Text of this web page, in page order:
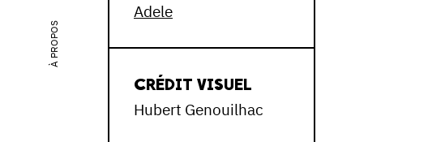
À PROPOS
Adele
CRÉDIT VISUEL
Hubert Genouilhac